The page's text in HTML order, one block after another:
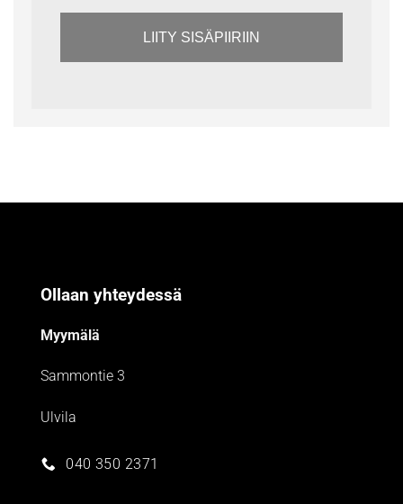
LIITY SISÄPIIRIIN
Ollaan yhteydessä
Myymälä
Sammontie 3
Ulvila
040 350 2371